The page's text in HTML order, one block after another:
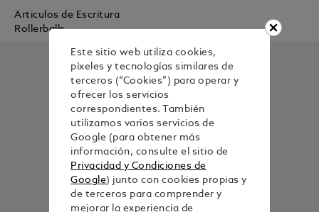
Articulos de Escritura
Rollerballs
Este sitio web utiliza cookies,
píxeles y tecnologías similares de
terceros (“Cookies”) para operar y
ofrecer los servicios
correspondientes. También
utilizamos varios servicios de
Google (para obtener más
información, consulte el sitio de
Privacidad y Condiciones de
Google) junto con cookies propias y
de terceros para comprender y
mejorar la experiencia de